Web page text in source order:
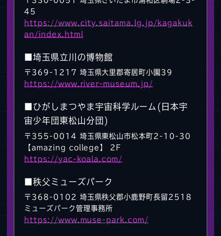
45
https://www.city.saitama.lg.jp/kagakuk
an/index.html
■埼玉県立川の博物館
〒369-1217 埼玉県大里郡寄居町小園39
https://www.river-museum.jp/
■ひがしまつやま宇宙科学ルーム(日本宇
宙少年団東松山分団)
〒355-0014 埼玉県東松山市松本町2-10-30
【amazing college】 2F
https://yac-koala.com/
■秩父ミューズパーク
〒368-0102 埼玉県秩父郡小鹿野町長留2518
ミューズパーク管理事務所
https://www.muse-park.com/